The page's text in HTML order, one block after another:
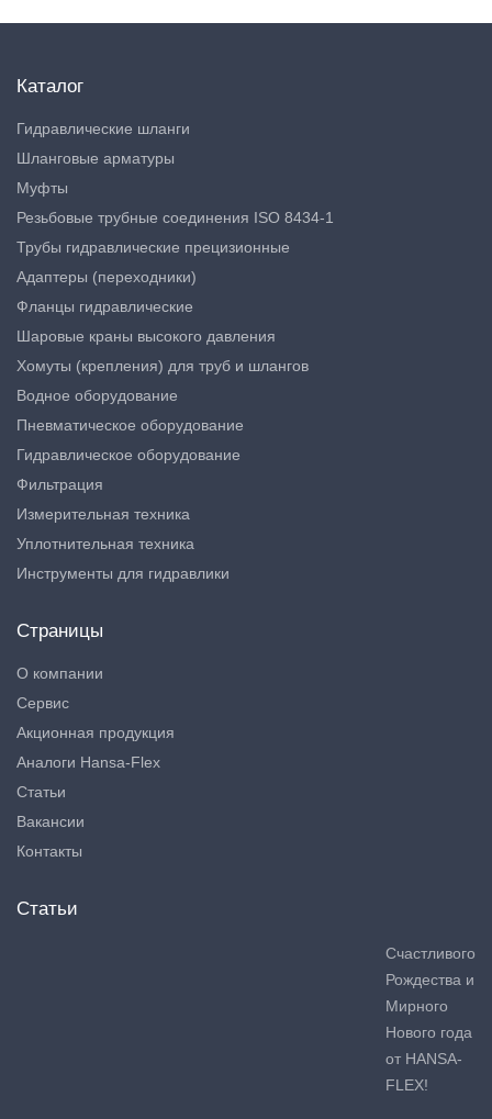
Каталог
Гидравлические шланги
Шланговые арматуры
Муфты
Резьбовые трубные соединения ISO 8434-1
Трубы гидравлические прецизионные
Адаптеры (переходники)
Фланцы гидравлические
Шаровые краны высокого давления
Хомуты (крепления) для труб и шлангов
Водное оборудование
Пневматическое оборудование
Гидравлическое оборудование
Фильтрация
Измерительная техника
Уплотнительная техника
Инструменты для гидравлики
Страницы
О компании
Сервис
Акционная продукция
Аналоги Hansa-Flex
Статьи
Вакансии
Контакты
Статьи
Счастливого
Рождества и
Мирного
Нового года
от HANSA-
FLEX!